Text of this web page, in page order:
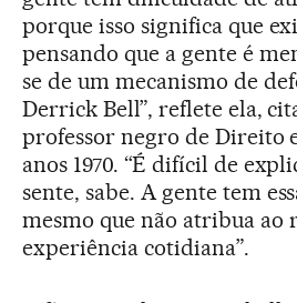
porque isso significa que
pensando que a gente é
se de um mecanismo de
Derrick Bell”, reflete ela,
professor negro de Direito
anos 1970. “É difícil de
sente, sabe. A gente tem
mesmo que não atribua ao
experiência cotidiana”.